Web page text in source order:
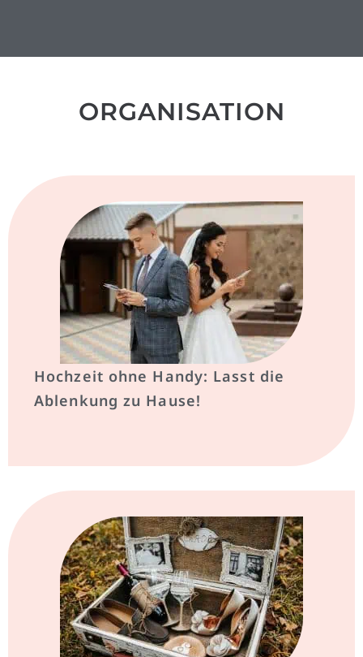
ORGANISATION
Hochzeit ohne Handy: Lasst die
Ablenkung zu Hause!